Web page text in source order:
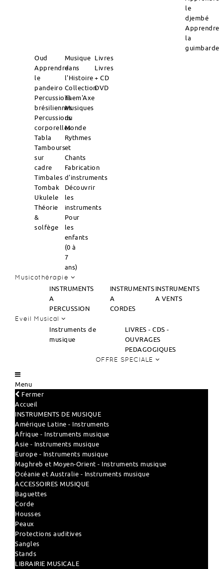
le
djembé
Apprendre
la
guimbarde
Oud
Apprendre
le
pandeiro
Percussions
brésiliennes
Percussions
corporelles
Tabla
Tambours
sur
cadre
Timbales
Tombak
Ukulele
Théorie
&
solfège
Musique
dans
l'Histoire
Collection
Them'Axe
Musiques
du
Monde
Rythmes
et
Chants
Fabrication
d'instruments
Découvrir
les
instruments
Pour
les
enfants
(0 à
7
ans)
Livres
Livres
+ CD
DVD
Musicothérapie
INSTRUMENTS
A
PERCUSSION
INSTRUMENTS
A
CORDES
INSTRUMENTS
A VENTS
Eveil Musical
Instruments de
musique
LIVRES - CDS -
OUVRAGES
PEDAGOGIQUES
OFFRE SPECIALE
Menu
Fermer
Accueil
INSTRUMENTS DE MUSIQUE
Amérique Latine - Instruments
Afrique - Instruments musique
Asie - Instruments musique
Europe - Instruments musique
Maghreb et Moyen-Orient - Instruments musique
Océanie et Australie - Instruments musique
ACCESSOIRES MUSIQUE
Baguettes
Corde
Housses
Peaux
Protections auditives
Sangles
Stands
LIBRAIRIE MUSICALE